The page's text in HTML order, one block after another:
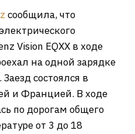
сообщила, что
Vision EQXX в ходе
на одной зарядке
состоялся в
и Францией. В ходе
по дорогам общего
от 3 до 18